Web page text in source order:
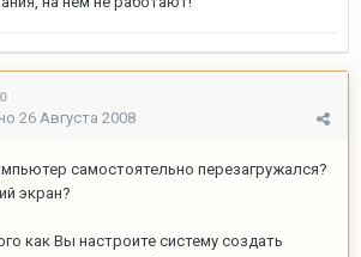
26 Августа 2008
самостоятельно перезагружался?
экран?
как Вы настроите систему создать